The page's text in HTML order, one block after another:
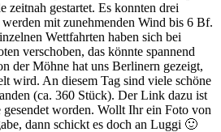
zeitnah gestartet. Es konnten drei
werden mit zunehmenden Wind bis 6 Bf.
Wettfahrten haben sich bei
verschoben, das könnte spannend
der Möhne hat uns Berlinern gezeigt,
wird. An diesem Tag sind viele schöne
(ca. 360 Stück). Der Link dazu ist
worden. Wollt Ihr ein Foto von
dann schickt es doch an Luggi 🙂